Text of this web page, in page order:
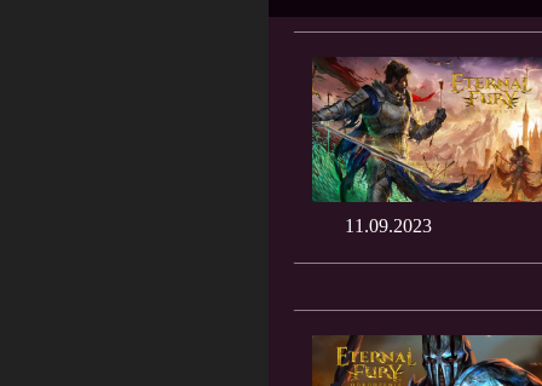
11.09.2023